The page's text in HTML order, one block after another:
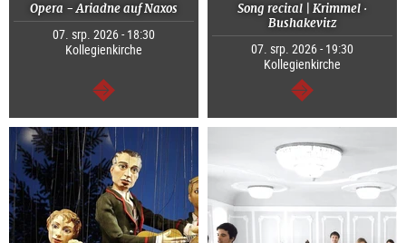
Opera - Ariadne auf Naxos
07. srp. 2026 - 18:30
Kollegienkirche
continue
Song recital | Krimmel ·
Bushakevitz
07. srp. 2026 - 19:30
Kollegienkirche
continue